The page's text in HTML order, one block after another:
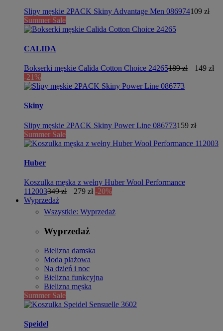
Slipy męskie 2PACK Skiny Advantage Men 086974109 zł
Summer Sale
CALIDA
Bokserki męskie Calida Cotton Choice 24265189 zł
149 zł
-21%
Skiny
Slipy męskie 2PACK Skiny Power Line 086773159 zł
Summer Sale
Huber
Koszulka męska z wełny Huber Wool Performance
112003349 zł 279 zł -20%
Wyprzedaż
Wszystkie: Wyprzedaż
Wyprzedaż
Bielizna damska
Moda plażowa
Na dzień i noc
Bielizna funkcyjna
Bielizna męska
Summer Sale
Speidel